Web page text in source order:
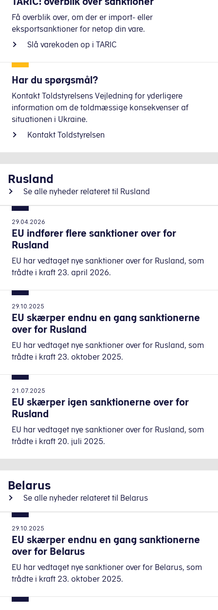
Få overblik over, om der er import- eller
eksportsanktioner for netop din vare.
Slå varekoden op i TARIC
Har du spørgsmål?
Kontakt Toldstyrelsens Vejledning for yderligere
information om de toldmæssige konsekvenser af
situationen i Ukraine.
Kontakt Toldstyrelsen
Rusland
Se alle nyheder relateret til Rusland
29.04.2026
EU indfører flere sanktioner over for
Rusland
EU har vedtaget nye sanktioner over for Rusland, som
trådte i kraft 23. april 2026.
29.10.2025
EU skærper endnu en gang sanktionerne
over for Rusland
EU har vedtaget nye sanktioner over for Rusland, som
trådte i kraft 23. oktober 2025.
21.07.2025
EU skærper igen sanktionerne over for
Rusland
EU har vedtaget nye sanktioner over for Rusland, som
trådte i kraft 20. juli 2025.
Belarus
Se alle nyheder relateret til Belarus
29.10.2025
EU skærper endnu en gang sanktionerne
over for Belarus
EU har vedtaget nye sanktioner over for Belarus, som
trådte i kraft 23. oktober 2025.